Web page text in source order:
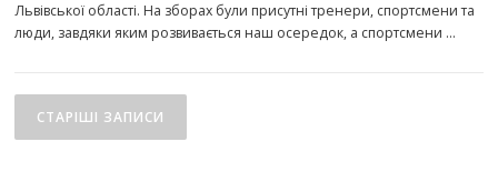
Львівської області. На зборах були присутні тренери, спортсмени та
люди, завдяки яким розвивається наш осередок, а спортсмени …
за
записами
СТАРІШІ ЗАПИСИ